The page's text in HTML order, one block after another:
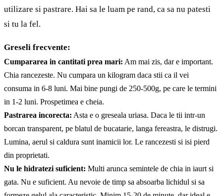
utilizare si pastrare. Hai sa le luam pe rand, ca sa nu patesti
si tu la fel.
Greseli frecvente:
Cumpararea in cantitati prea mari: Am mai zis, dar e important.
Chia rancezeste. Nu cumpara un kilogram daca stii ca il vei
consuma in 6-8 luni. Mai bine pungi de 250-500g, pe care le termini
in 1-2 luni. Prospetimea e cheia.
Pastrarea incorecta: Asta e o greseala uriasa. Daca le tii intr-un
borcan transparent, pe blatul de bucatarie, langa fereastra, le distrugi.
Lumina, aerul si caldura sunt inamicii lor. Le rancezesti si isi pierd
din proprietati.
Nu le hidratezi suficient: Multi arunca semintele de chia in iaurt si
gata. Nu e suficient. Au nevoie de timp sa absoarba lichidul si sa